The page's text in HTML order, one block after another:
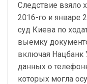
Следствие взяло
2016-го и январе
суд Киева по
выемку
включая Нацбанк
данных о
которых могла